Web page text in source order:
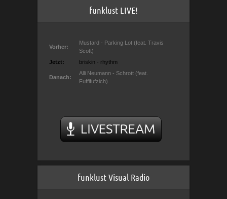
funklust LIVE!
funklust Visual Radio